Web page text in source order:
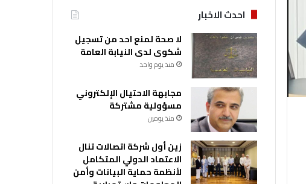
احدث الاخبار
لا صحة لمنع احد من تسجيل
شكوى لدى النيابة العامة
منذ يوم واحد
مجابهة الاحتيال الإلكتروني
مسؤولية مشتركة
منذ يومين
زين أول شركة اتصالات تنال
الاعتماد الدولي المتكامل
لأنظمة حماية البيانات وأمن